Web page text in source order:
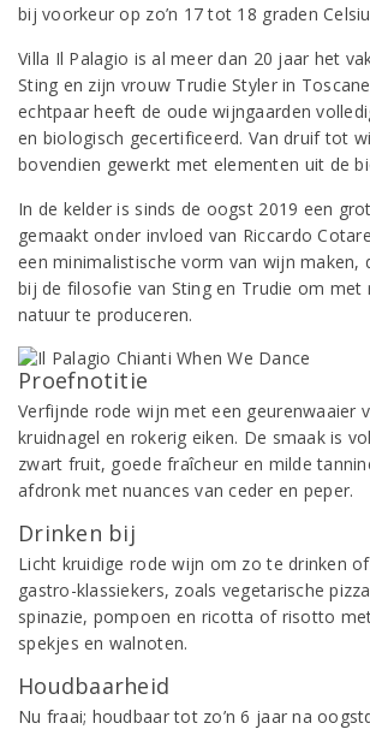
bij voorkeur op zo’n 17 tot 18 graden
Villa Il Palagio is al meer dan 20 jaar het
Sting en zijn vrouw Trudie Styler in
echtpaar heeft de oude wijngaarden
en biologisch gecertificeerd. Van druif tot
bovendien gewerkt met elementen uit de
In de kelder is sinds de oogst 2019 een
gemaakt onder invloed van Riccardo
een minimalistische vorm van wijn maken,
bij de filosofie van Sting en Trudie om met
natuur te produceren.
Proefnotitie
Verfijnde rode wijn met een geurenwaaier
kruidnagel en rokerig eiken. De smaak is
zwart fruit, goede fraîcheur en milde
afdronk met nuances van ceder en peper.
Drinken bij
Licht kruidige rode wijn om zo te drinken
gastro-klassiekers, zoals vegetarische
spinazie, pompoen en ricotta of risotto
spekjes en walnoten.
Houdbaarheid
Nu fraai; houdbaar tot zo’n 6 jaar na